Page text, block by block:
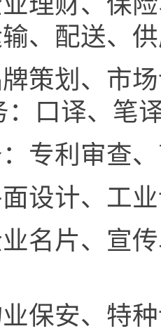
、配送、
策划、市
：口译、笔
专利审查
设计、工
名片、宣
保安、特